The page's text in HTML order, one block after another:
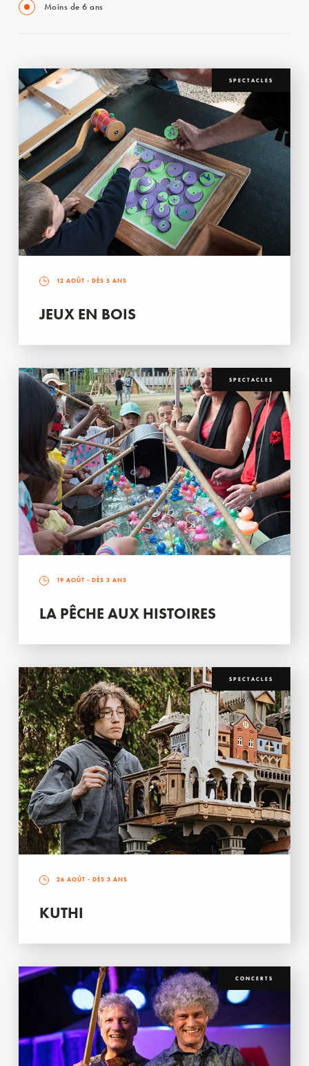
Moins de 6 ans
SPECTACLES
12 AOÛT - DÈS 5 ANS
JEUX EN BOIS
SPECTACLES
19 AOÛT - DÈS 3 ANS
LA PÊCHE AUX HISTOIRES
SPECTACLES
26 AOÛT - DÈS 3 ANS
KUTHI
CONCERTS